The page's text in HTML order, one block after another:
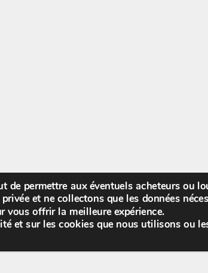
de permettre aux éventuels acheteurs ou
et ne collectons que les données
vous offrir la meilleure expérience.
et sur les cookies que nous utilisons ou